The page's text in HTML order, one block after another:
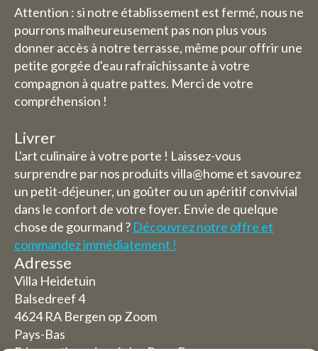
Attention : si notre établissement est fermé, nous ne
pourrons malheureusement pas non plus vous
donner accès à notre terrasse, même pour offrir une
petite gorgée d'eau rafraîchissante à votre
compagnon à quatre pattes. Merci de votre
compréhension !
Livrer
L'art culinaire à votre porte ! Laissez-vous
surprendre par nos produits villa@home et savourez
un petit-déjeuner, un goûter ou un apéritif convivial
dans le confort de votre foyer. Envie de quelque
chose de gourmand ? Découvrez notre offre et
commandez immédiatement !
Adresse
Villa Heidetuin
Balsedreef 4
4624 RA Bergen op Zoom
Pays-Bas